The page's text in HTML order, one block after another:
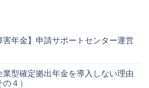
害年金】申請サポートセンター運営
業型確定拠出年金を導入しない理由
４）